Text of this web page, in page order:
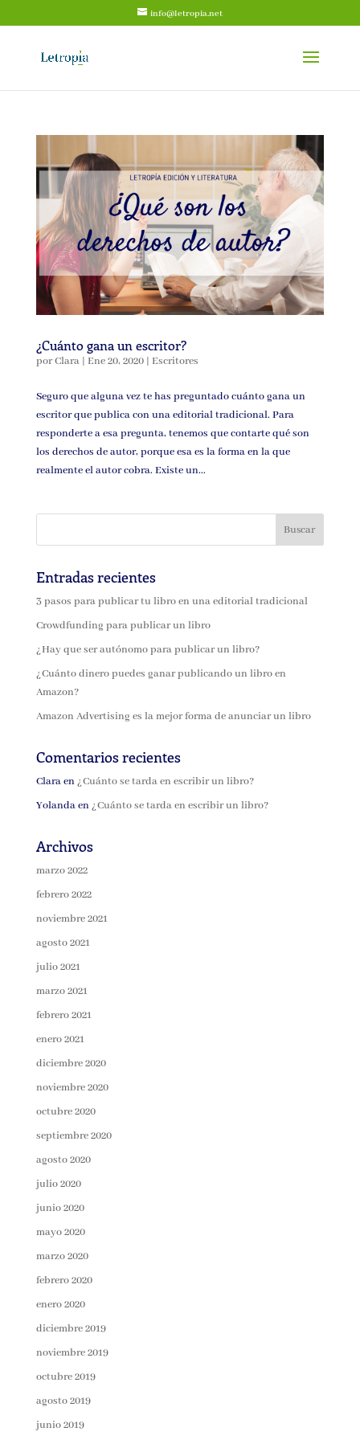
info@letropia.net
¿Cuánto gana un escritor?
porClara| Ene 20, 2020| Escritores
Seguro que alguna vez te has preguntado cuánto gana un
escritor que publica con una editorial tradicional. Para
responderte a esa pregunta, tenemos que contarte qué son
los derechos de autor, porque esa es la forma en la que
realmente el autor cobra. Existe un...
Entradas recientes
3 pasos para publicar tu libro en una editorial tradicional
Crowdfunding para publicar un libro
¿Hay que ser autónomo para publicar un libro?
¿Cuánto dinero puedes ganar publicando un libro en
Amazon?
Amazon Advertising es la mejor forma de anunciar un libro
Comentarios recientes
Claraen¿Cuánto se tarda en escribir un libro?
Yolandaen¿Cuánto se tarda en escribir un libro?
Archivos
marzo 2022
febrero 2022
noviembre 2021
agosto 2021
julio 2021
marzo 2021
febrero 2021
enero 2021
diciembre 2020
noviembre 2020
octubre 2020
septiembre 2020
agosto 2020
julio 2020
junio 2020
mayo 2020
marzo 2020
febrero 2020
enero 2020
diciembre 2019
noviembre 2019
octubre 2019
agosto 2019
junio 2019